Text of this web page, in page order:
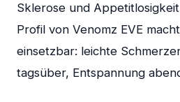
Sklerose und
Profil von Venomz EVE
einsetzbar: leichte
tagsüber, Entspannung